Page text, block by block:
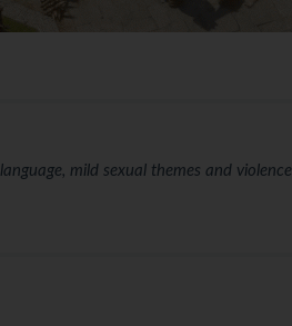
mild sexual themes and violence